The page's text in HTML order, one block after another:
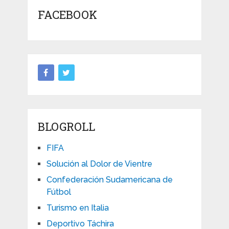
FACEBOOK
BLOGROLL
FIFA
Solución al Dolor de Vientre
Confederación Sudamericana de
Fútbol
Turismo en Italia
Deportivo Táchira